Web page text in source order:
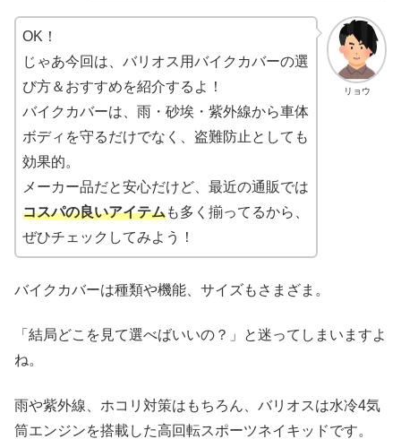
リョウ
OK！
じゃあ今回は、バリオス用バイクカバーの選
び方＆おすすめを紹介するよ！
バイクカバーは、雨・砂埃・紫外線から車体
ボディを守るだけでなく、盗難防止としても
効果的。
メーカー品だと安心だけど、最近の通販では
コスパの良いアイテムも多く揃ってるから、
ぜひチェックしてみよう！
バイクカバーは種類や機能、サイズもさまざま。
「結局どこを見て選べばいいの？」と迷ってしまいますよ
ね。
雨や紫外線、ホコリ対策はもちろん、バリオスは水冷4気
筒エンジンを搭載した高回転スポーツネイキッドです。